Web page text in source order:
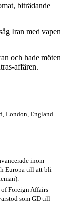
biträdande
Iran med vapen
och hade möten
affären.
London, England.
inom
Europa till att bli
Foreign Affairs
som GD till